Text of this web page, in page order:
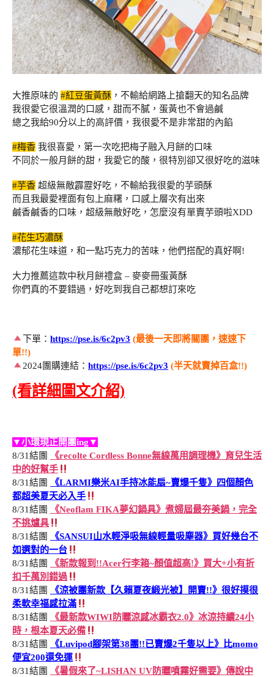
大推原味的 #紅豆蛋黃酥 ，不輸給網路上搶翻天的知名品牌
我很愛它很溫潤的口感，甜而不膩，蛋黃也不會過鹹
總之我給90分以上的高評價，我很愛不是非常甜的內餡
#梅香 我很喜愛，第一次吃把梅子融入月餅的口味
不同於一般月餅的甜，我愛它的酸，很特別卻又很好吃的滋味
#芋香 超級無敵霹靂好吃，不輸給我很愛的芋頭酥
而且我最愛裡面有包上麻糬，口感上層次有出來
鹹香鹹香的口味，超級無敵好吃，怎麼沒有單賣芋頭啦XDD
#花生巧濃酥
濃郁花生味道，和一點巧克力的苦味，他們搭配的真好啊!
大力推薦這款中秋月餅禮盒 – 麥麥冊蛋黃酥
你們真的不要錯過，好吃到我自己都想訂來吃
下單：https://pse.is/6c2pv3 (最後一天即將關團，速速下
單!!)
2024團購連結：https://pse.is/6c2pv3 (半天就賣掉百盒!!)
(看詳細圖文介紹)
▼小環現正開團ing▼
8/31結團
《recolte Cordless Bonne無線萬用調理機》育兒生活
中的好幫手
8/31結團
《LARMI樂米AI手持冰能扇~賣爆千隻》四個顏色
都超美夏天必入手
8/31結團
《Neoflam FIKA夢幻鍋具》煮婦屆最夯美鍋，完全
不挑爐具
8/31結團
《SANSUI山水輕淨吸無線輕量吸塵器》買好幾台不
如選對的一台
8/31結團
《新款報到!!Acer行李箱~顏值超高!》買大+小有折
扣千萬別錯過
8/31結團
《涼被團新款【久賴夏夜緞光被】開賣!!》很好摸很
柔軟幸福感拉滿
8/31結團
《最新款WIWI防曬涼感冰霸衣2.0》冰涼持續24小
時，根本夏天必備
8/31結團
《Luvipod腳架第38團!!已賣爆2千隻以上》比momo
便宜200還免運
8/31結團
《暑假來了~LISHAN UV防曬噴霧好需要》傳說中